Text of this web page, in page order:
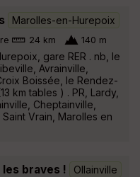
Marolles-en-Hurepoix
24 km 140 m
gare RER . nb, le
Avrainville,
Boissée, le Rendez-
km tables ) . PR, Lardy,
Cheptainville,
Vrain, Marolles en
braves ! Ollainville